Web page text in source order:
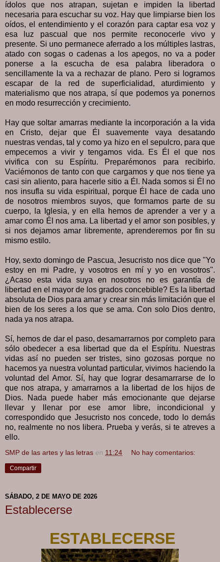
ídolos que nos atrapan, sujetan e impiden la libertad
necesaria para escuchar su voz. Hay que limpiarse bien los
oídos, el entendimiento y el corazón para captar esa voz y
esa luz pascual que nos permite reconocerle vivo y
presente. Si uno permanece aferrado a los múltiples lastras,
atado con sogas o cadenas a los apegos, no va a poder
ponerse a la escucha de esa palabra liberadora o
sencillamente la va a rechazar de plano. Pero si logramos
escapar de la red de superficialidad, aturdimiento y
materialismo que nos atrapa, sí que podemos ya ponernos
en modo resurrección y crecimiento.
Hay que soltar amarras mediante la incorporación a la vida
en Cristo, dejar que Él suavemente vaya desatando
nuestras vendas, tal y como ya hizo en el sepulcro, para que
empecemos a vivir y tengamos vida. Es Él el que nos
vivifica con su Espíritu. Preparémonos para recibirlo.
Vaciémonos de tanto con que cargamos y que nos tiene ya
casi sin aliento, para hacerle sitio a Él. Nada somos si Él no
nos insufla su vida espiritual, porque Él hace de cada uno
de nosotros miembros suyos, que formamos parte de su
cuerpo, la Iglesia, y en ella hemos de aprender a ver y a
amar como Él nos ama. La libertad y el amor son posibles, y
si nos dejamos amar libremente, aprenderemos por fin su
mismo estilo.
Hoy, sexto domingo de Pascua, Jesucristo nos dice que "Yo
estoy en mi Padre, y vosotros en mí y yo en vosotros".
¿Acaso esta vida suya en nosotros no es garantía de
libertad en el mayor de los grados concebible? Es la libertad
absoluta de Dios para amar y crear sin más limitación que el
bien de los seres a los que se ama. Con solo Dios dentro,
nada ya nos atrapa.
Sí, hemos de dar el paso, desamarrarnos por completo para
sólo obedecer a esa libertad que da el Espíritu. Nuestras
vidas así no pueden ser tristes, sino gozosas porque no
hacemos ya nuestra voluntad particular, vivimos haciendo la
voluntad del Amor. Sí, hay que lograr desamarrarse de lo
que nos atrapa, y amarrarnos a la libertad de los hijos de
Dios. Nada puede haber más emocionante que dejarse
llevar y llenar por ese amor libre, incondicional y
correspondido que Jesucristo nos concede, todo lo demás
no, realmente no nos libera. Prueba y verás, si te atreves a
ello.
SMP de las artes y las letras en 11:24 No hay comentarios:
Compartir
SÁBADO, 2 DE MAYO DE 2026
Establecerse
ESTABLECERSE